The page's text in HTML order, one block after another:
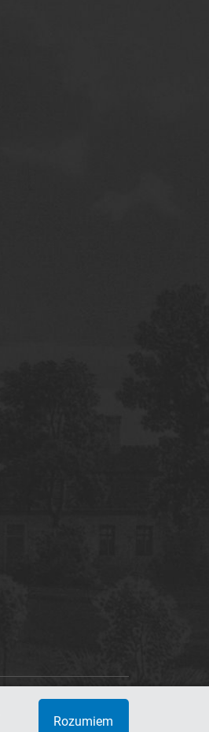
Rozumiem